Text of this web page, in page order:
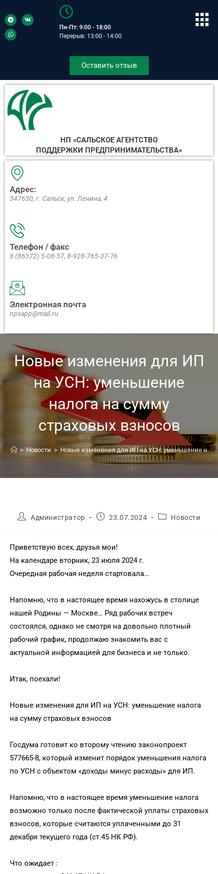
Пн-Пт: 9:00 - 18:00
Перерыв: 13:00 - 14:00
Оставить отзыв
НП «САЛЬСКОЕ АГЕНТСТВО
ПОДДЕРЖКИ ПРЕДПРИНИМАТЕЛЬСТВА»
Адрес:
347630, г. Сальск, ул. Ленина, 4​
Телефон / факс
8 (86372) 5-08-57, 8-928-765-37-76
Электронная почта
npsapp@mail.ru
Новые изменения для ИП
на УСН: уменьшение
налога на сумму
страховых взносов
> Новости > Новые изменения для ИП на УСН: уменьшение
Администратор 23.07.2024 Новости
Приветствую всех, друзья мои!
На календаре вторник, 23 июля 2024 г.
Очередная рабочая неделя стартовала…
Напомню, что в настоящее время нахожусь в столице
нашей Родины — Москве… Ряд рабочих встреч
состоялся, однако не смотря на довольно плотный
рабочий график, продолжаю знакомить вас с
актуальной информацией для бизнеса и не только.
Итак, поехали!
Новые изменения для ИП на УСН: уменьшение налога
на сумму страховых взносов
Госдума готовит ко второму чтению законопроект
577665-8, который изменит порядок уменьшения налога
по УСН с объектом «доходы минус расходы» для ИП.
Напомню, что в настоящее время уменьшение налога
возможно только после фактической уплаты страховых
взносов, которые считаются уплаченными до 31
декабря текущего года (ст.45 НК РФ).
Что ожидает :